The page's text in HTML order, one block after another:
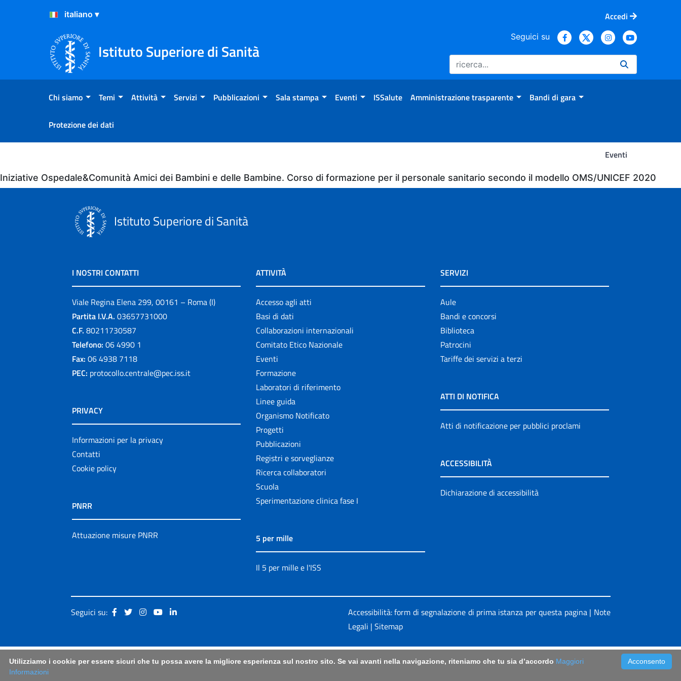
Salta al Contenuto
Salta al Footer
Accedi
Istituto Superiore di Sanità
Seguici su
Chi siamo Temi Attività Servizi Pubblicazioni Sala stampa Eventi ISSalute Amministrazione trasparente Bandi di gara
Protezione dei dati
Eventi
Eventi
Iniziative Ospedale&Comunità Amici dei Bambini e delle Bambine. Corso di formazione per il personale sanitario secondo il modello OMS/UNICEF 2020
Istituto Superiore di Sanità
I NOSTRI CONTATTI
Viale Regina Elena 299, 00161 – Roma (I)
Partita I.V.A. 03657731000
C.F. 80211730587
Telefono: 06 4990 1
Fax: 06 4938 7118
PEC: protocollo.centrale@pec.iss.it
PRIVACY
Informazioni per la privacy
Contatti
Cookie policy
PNRR
Attuazione misure PNRR
ATTIVITÀ
Accesso agli atti
Basi di dati
Collaborazioni internazionali
Comitato Etico Nazionale
Eventi
Formazione
Laboratori di riferimento
Linee guida
Organismo Notificato
Progetti
Pubblicazioni
Registri e sorveglianze
Ricerca collaboratori
Scuola
Sperimentazione clinica fase I
5 per mille
Il 5 per mille e l'ISS
SERVIZI
Aule
Bandi e concorsi
Biblioteca
Patrocini
Tariffe dei servizi a terzi
ATTI DI NOTIFICA
Atti di notificazione per pubblici proclami
ACCESSIBILITÀ
Dichiarazione di accessibilità
Seguici su: Accessibilità: form di segnalazione di prima istanza per questa pagina| Note
Legali | Sitemap
Acconsento
Utilizziamo i cookie per essere sicuri che tu possa avere la migliore esperienza sul nostro sito. Se vai avanti nella navigazione, riteniamo che tu sia d’accordo Maggiori
Informazioni